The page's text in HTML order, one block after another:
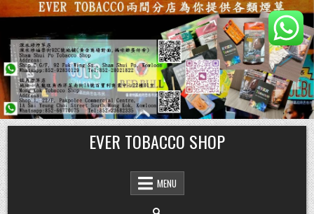
Skip
to
content
EVER TOBACCO SHOP
MENU